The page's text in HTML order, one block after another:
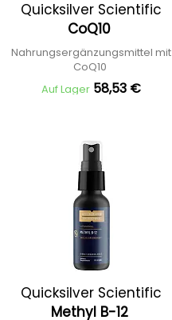
Quicksilver Scientific
CoQ10
Nahrungsergänzungsmittel mit
CoQ10
Auf Lager 58,53 €
Quicksilver Scientific
Methyl B-12